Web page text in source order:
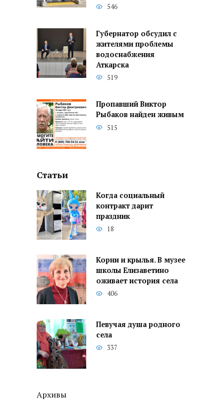
546
Губернатор обсудил с
жителями проблемы
водоснабжения
Аткарска
519
Пропавший Виктор
Рыбаков найден живым
515
Статьи
Когда социальный
контракт дарит
праздник
18
Корни и крылья. В музее
школы Елизаветино
оживает история села
406
Певучая душа родного
села
337
Архивы